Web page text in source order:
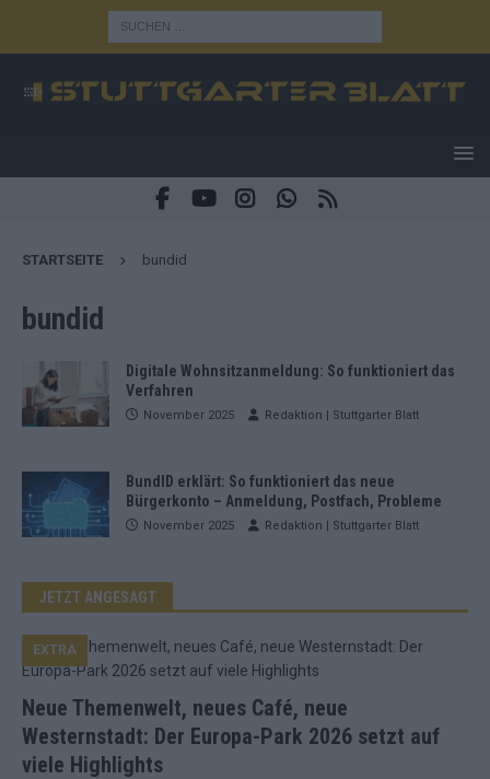
STARTSEITE bundid
bundid
Digitale Wohnsitzanmeldung: So funktioniert das
Verfahren
November 2025 Redaktion | Stuttgarter Blatt
BundID erklärt: So funktioniert das neue
Bürgerkonto – Anmeldung, Postfach, Probleme
November 2025 Redaktion | Stuttgarter Blatt
JETZT ANGESAGT
Neue Themenwelt, neues Café, neue
Westernstadt: Der Europa-Park 2026 setzt auf
viele Highlights
EXTRA